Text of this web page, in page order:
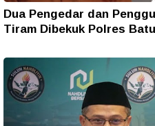
Dua Pengedar dan
Tiram Dibekuk Polres